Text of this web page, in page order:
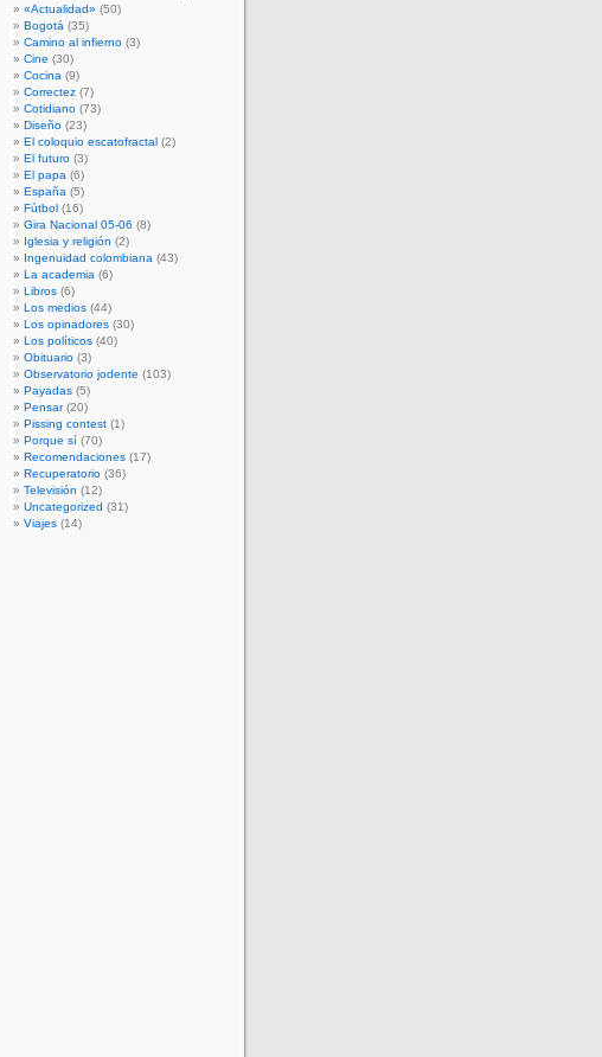
«Actualidad» (50)
Bogotá (35)
Camino al infierno (3)
Cine (30)
Cocina (9)
Correctez (7)
Cotidiano (73)
Diseño (23)
El coloquio escatofractal (2)
El futuro (3)
El papa (6)
España (5)
Fútbol (16)
Gira Nacional 05-06 (8)
Iglesia y religión (2)
Ingenuidad colombiana (43)
La academia (6)
Libros (6)
Los medios (44)
Los opinadores (30)
Los políticos (40)
Obituario (3)
Observatorio jodente (103)
Payadas (5)
Pensar(20)
Pissing contest (1)
Porque sí (70)
Recomendaciones (17)
Recuperatorio (36)
Televisión (12)
Uncategorized (31)
Viajes (14)